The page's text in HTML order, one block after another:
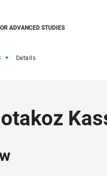
ADVANCED STUDIES
Details